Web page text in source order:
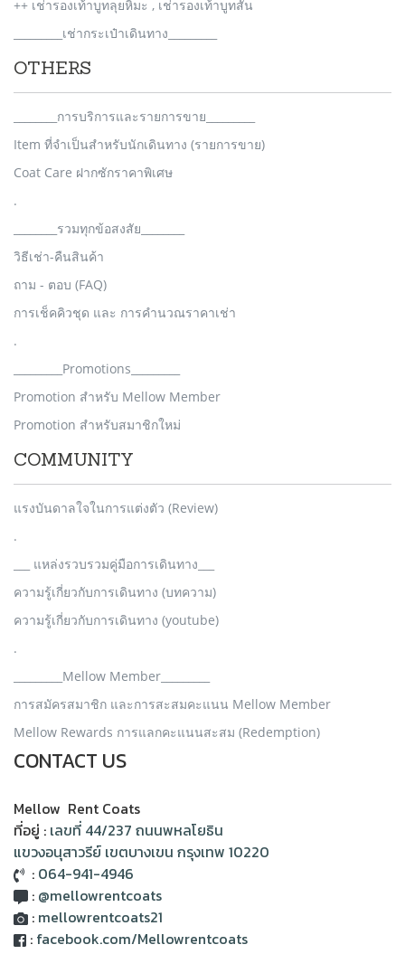
++ เช่ารองเท้าบูทลุยหิมะ , เช่ารองเท้าบูทสั้น
_________เช่ากระเป๋าเดินทาง_________
OTHERS
________การบริการและรายการขาย_________
Item ที่จำเป็นสำหรับนักเดินทาง (รายการขาย)
Coat Care ฝากซักราคาพิเศษ
.
________รวมทุกข้อสงสัย________
วิธีเช่า-คืนสินค้า
ถาม - ตอบ (FAQ)
การเช็คคิวชุด และ การคำนวณราคาเช่า
.
_________Promotions_________
Promotion สำหรับ Mellow Member
Promotion สำหรับสมาชิกใหม่
COMMUNITY
แรงบันดาลใจในการแต่งตัว (Review)
.
___ แหล่งรวบรวมคู่มือการเดินทาง___
ความรู้เกี่ยวกับการเดินทาง (บทความ)
ความรู้เกี่ยวกับการเดินทาง (youtube)
.
_________Mellow Member_________
การสมัครสมาชิก และการสะสมคะแนน Mellow Member
Mellow Rewards การแลกคะแนนสะสม (Redemption)
CONTACT US
Mellow Rent Coats
ที่อยู่ : เลขที่ 44/237 ถนนพหลโยธิน
แขวงอนุสาวรีย์ เขตบางเขน กรุงเทพ 10220
: 064-941-4946
: @mellowrentcoats
: mellowrentcoats21
: facebook.com/Mellowrentcoats